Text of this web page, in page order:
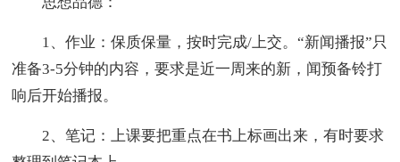
1、作业：保质保量，按时完成/上交。“新闻播报”只
准备3-5分钟的内容，要求是近一周来的新，闻预备铃打
响后开始播报。
2、笔记：上课要把重点在书上标画出来，有时要求